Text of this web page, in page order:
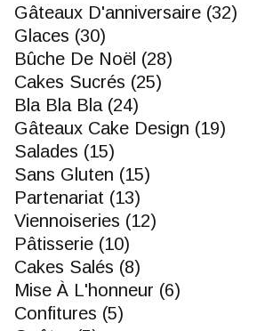
Gâteaux D'anniversaire (32)
Glaces (30)
Bûche De Noël (28)
Cakes Sucrés (25)
Bla Bla Bla(24)
Gâteaux Cake Design (19)
Salades (15)
Sans Gluten (15)
Partenariat (13)
Viennoiseries (12)
Pâtisserie (10)
Cakes Salés (8)
Mise À L'honneur (6)
Confitures (5)